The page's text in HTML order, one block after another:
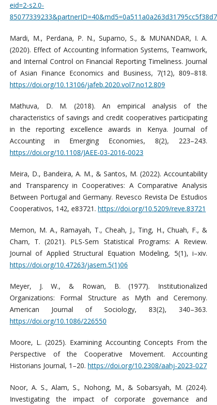
eid=2-s2.0-
Mardi, M., Perdana, P. N., Suparno, S., & MUNANDAR, I. A.
(2020). Effect of Accounting Information Systems, Teamwork,
and Internal Control on Financial Reporting Timeliness. Journal
of Asian Finance Economics and Business, 7(12), 809–818.
https://doi.org/10.13106/jafeb.2020.vol7.no12.809
Mathuva, D. M. (2018). An empirical analysis of the
characteristics of savings and credit cooperatives participating
in the reporting excellence awards in Kenya. Journal of
Accounting in Emerging Economies, 8(2), 223–243.
https://doi.org/10.1108/JAEE-03-2016-0023
Meira, D., Bandeira, A. M., & Santos, M. (2022). Accountability
and Transparency in Cooperatives: A Comparative Analysis
Between Portugal and Germany. Revesco Revista De Estudios
Cooperativos, 142, e83721. https://doi.org/10.5209/reve.83721
Memon, M. A., Ramayah, T., Cheah, J., Ting, H., Chuah, F., &
Cham, T. (2021). PLS-Sem Statistical Programs: A Review.
Journal of Applied Structural Equation Modeling, 5(1), i–xiv.
https://doi.org/10.47263/jasem.5(1)06
Meyer, J. W., & Rowan, B. (1977). Institutionalized
Organizations: Formal Structure as Myth and Ceremony.
American Journal of Sociology, 83(2), 340–363.
https://doi.org/10.1086/226550
Moore, L. (2025). Examining Accounting Concepts From the
Perspective of the Cooperative Movement. Accounting
Historians Journal, 1–20. https://doi.org/10.2308/aahj-2023-027
Noor, A. S., Alam, S., Nohong, M., & Sobarsyah, M. (2024).
Investigating the impact of corporate governance and